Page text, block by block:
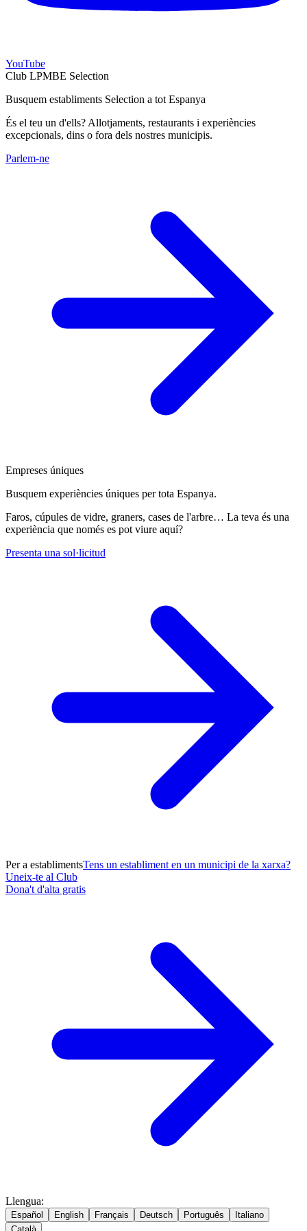
YouTube
Club LPMBE Selection
Busquem establiments Selection a tot Espanya
És el teu un d'ells? Allotjaments, restaurants i experiències
excepcionals, dins o fora dels nostres municipis.
Parlem-ne
Empreses úniques
Busquem experiències úniques per tota Espanya.
Faros, cúpules de vidre, graners, cases de l'arbre… La teva és una
experiència que només es pot viure aquí?
Presenta una sol·licitud
Per a establimentsTens un establiment en un municipi de la xarxa?
Uneix-te al Club
Dona't d'alta gratis
Llengua:
Español English Français Deutsch Português
Italiano